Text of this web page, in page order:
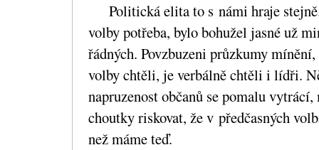
Politická elita to s námi hraje
volby potřeba, bylo bohužel jasné už
řádných. Povzbuzeni průzkumy
volby chtěli, je verbálně chtěli i lídři.
napruzenost občanů se pomalu
choutky riskovat, že v předčasných
než máme teď.